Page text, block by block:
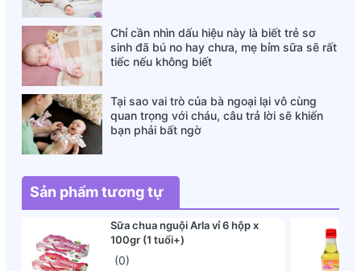
Chỉ cần nhìn dấu hiệu này là biết trẻ sơ
sinh đã bú no hay chưa, mẹ bỉm sữa sẽ rất
tiếc nếu không biết
Tại sao vai trò của bà ngoại lại vô cùng
quan trọng với cháu, câu trả lời sẽ khiến
bạn phải bất ngờ
Sản phẩm tương tự
Sữa chua nguội Arla vỉ 6 hộp x
100gr (1 tuổi+)
(0)